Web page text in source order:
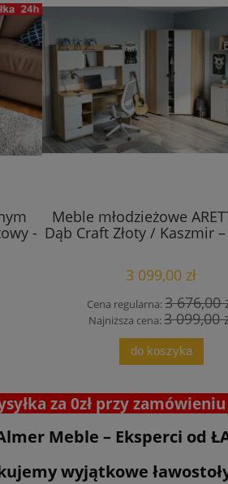
-
Meble młodzieżowe
Dąb Craft Złoty / Kaszmir
3 099,00 zł
Cena regularna:3 676,00
Najniższa cena:3 099,00
do koszyka
za 0zł przy
Meble – Eksperci od
wyjątkowe